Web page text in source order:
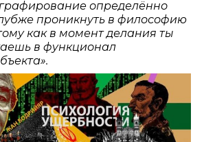
определённо
проникнуть в философию
как в момент делания ты
в функционал